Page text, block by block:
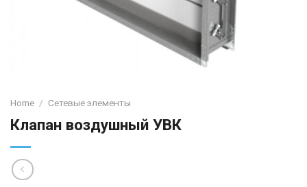
Home / Сетевые элементы
Клапан воздушный УВК